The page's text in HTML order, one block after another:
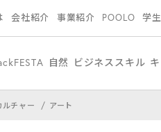
会社紹介 事業紹介 POOLO 学
自然 ビジネススキル
ルチャー アート